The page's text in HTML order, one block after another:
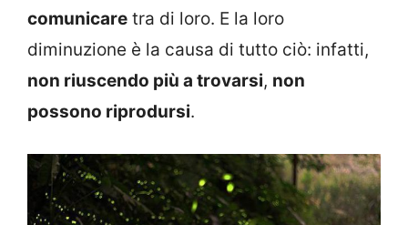
comunicare tra di loro. E la loro
diminuzione è la causa di tutto ciò: infatti,
non riuscendo più a trovarsi, non
possono riprodursi.